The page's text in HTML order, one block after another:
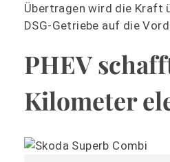
Übertragen wird die Kraft
DSG-Getriebe auf die
PHEV
Kilometer